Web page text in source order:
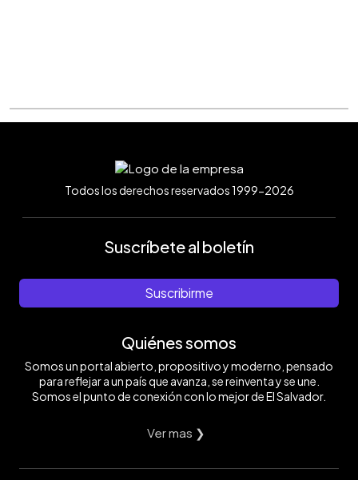
Todos los derechos reservados 1999-2026
Suscríbete al boletín
Suscribirme
Quiénes somos
Somos un portal abierto, propositivo y moderno, pensado
para reflejar a un país que avanza, se reinventa y se une.
Somos el punto de conexión con lo mejor de El Salvador.
Ver mas ❯